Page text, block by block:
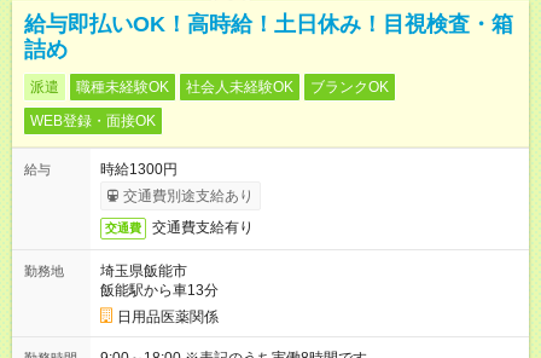
給与即払いOK！高時給！土日休み！目視検査・箱
詰め
派遣 職種未経験OK 社会人未経験OK
ブランクOK
WEB登録・面接OK
給与
時給1300円
交通費別途支給あり
交通費 交通費支給有り
勤務地
埼玉県飯能市
飯能駅から車13分
日用品医薬関係